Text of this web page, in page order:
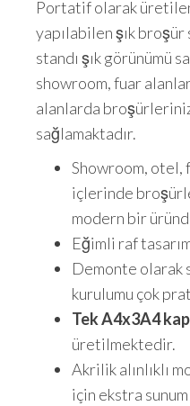
Portatif olarak
yapılabilen şık broşür
standı şık görünümü
showroom, fuar
alanlarda
sağlamaktadır.
Showroom, otel,
içlerinde
modern bir
Eğimli raf
Demonte olarak
kurulumu çok
Tek A4x3A4
üretilmektedir.
Akrilik alınlıklı
için ekstra